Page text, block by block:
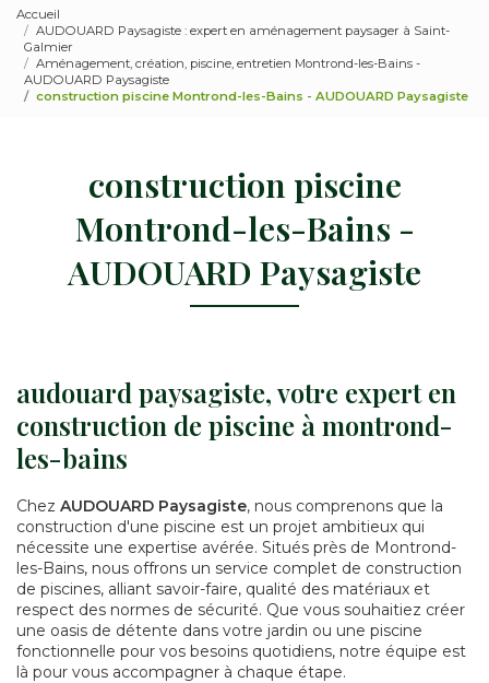
Accueil
AUDOUARD Paysagiste : expert en aménagement paysager à Saint-
Galmier
Aménagement, création, piscine, entretien Montrond-les-Bains -
AUDOUARD Paysagiste
construction piscine Montrond-les-Bains - AUDOUARD Paysagiste
construction piscine
Montrond-les-Bains -
AUDOUARD Paysagiste
audouard paysagiste, votre expert en
construction de piscine à montrond-
les-bains
Chez AUDOUARD Paysagiste, nous comprenons que la
construction d'une piscine est un projet ambitieux qui
nécessite une expertise avérée. Situés près de Montrond-
les-Bains, nous offrons un service complet de construction
de piscines, alliant savoir-faire, qualité des matériaux et
respect des normes de sécurité. Que vous souhaitiez créer
une oasis de détente dans votre jardin ou une piscine
fonctionnelle pour vos besoins quotidiens, notre équipe est
là pour vous accompagner à chaque étape.